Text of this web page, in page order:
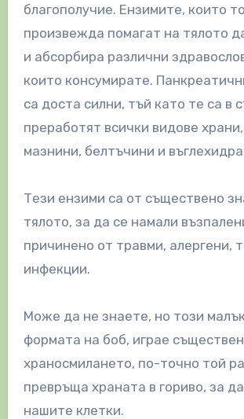
благополучие. Ензимите, които
произвежда помагат на тялото
и абсорбира различни
които консумирате.
са доста силни, тъй като те са в
преработят всички видове
мазнини, белтъчини и
Тези ензими са от съществено
тялото, за да се намали
причинено от травми, алергени,
инфекции.
Може да не знаете, но този
формата на боб, играе
храносмилането, по-точно той
превръща храната в гориво, за
нашите клетки.